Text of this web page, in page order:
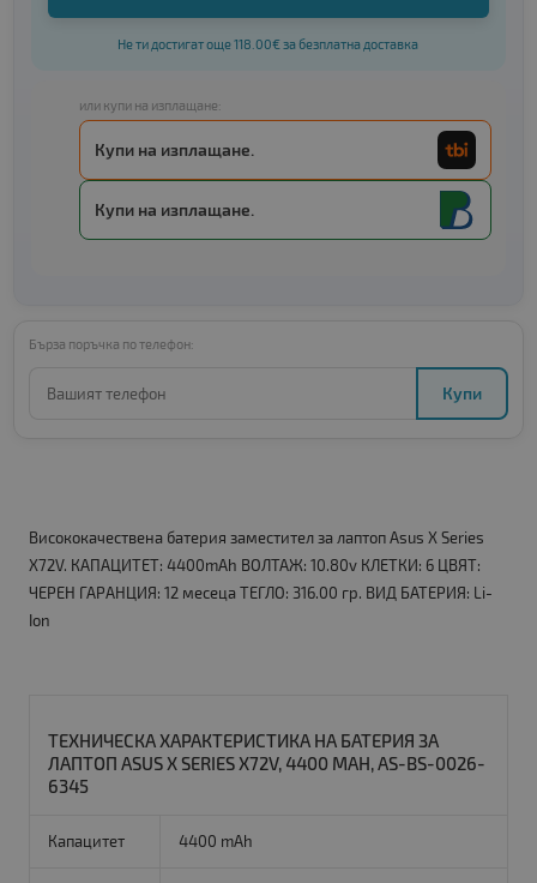
Не ти достигат още 118.00€ за безплатна доставка
или купи на изплащане:
Купи на изплащане.
Купи на изплащане.
Бърза поръчка по телефон:
Купи
Висококачествена батерия заместител за лаптоп Asus X Series
X72V. КАПАЦИТЕТ: 4400mAh ВОЛТАЖ: 10.80v КЛЕТКИ: 6 ЦВЯТ:
ЧЕРЕН ГАРАНЦИЯ: 12 месеца ТЕГЛО: 316.00 гр. ВИД БАТЕРИЯ: Li-
Ion
ТЕХНИЧЕСКА ХАРАКТЕРИСТИКА НА БАТЕРИЯ ЗА
ЛАПТОП ASUS X SERIES X72V, 4400 MAH, AS-BS-0026-
6345
Капацитет 4400 mAh